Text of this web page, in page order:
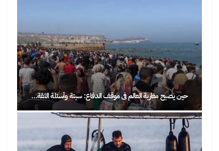
حين يصبح مغاربة العالم في موقف الدفاع: سبتة وأسئلة الثقة…